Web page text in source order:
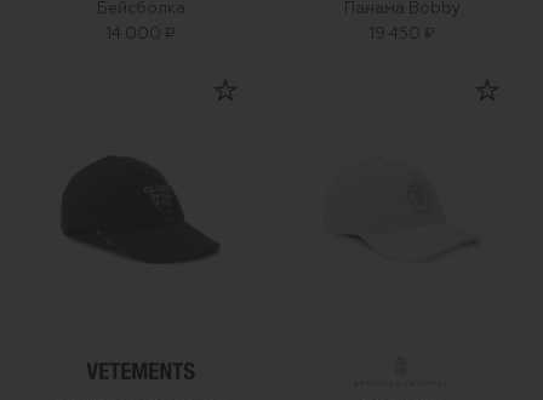
Бейсболка
14 000 ₽
Панама Bobby
19 450 ₽